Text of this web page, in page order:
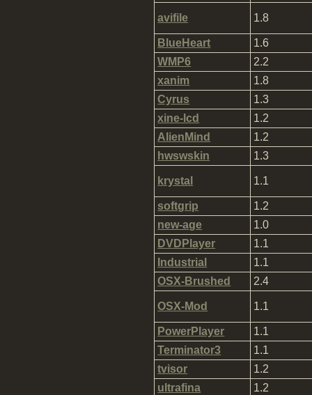
avifile 1.8
BlueHeart
1.6
WMP6
2.2
xanim
1.8
Cyrus
1.3
xine-lcd
1.2
AlienMind
1.2
hwswskin
1.3
krystal 1.1
softgrip
1.2
new-age
1.0
DVDPlayer
1.1
Industrial
1.1
OSX-Brushed
2.4
OSX-Mod 1.1
PowerPlayer
1.1
Terminator3
1.1
tvisor
1.2
ultrafina
1.2